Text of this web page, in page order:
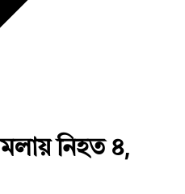
নিহত ৪,